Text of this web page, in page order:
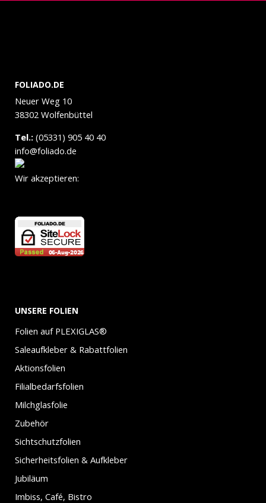
FOLIADO.DE
Neuer Weg 10
38302 Wolfenbüttel
Tel.: (05331) 905 40 40
info@foliado.de
Wir akzeptieren:
UNSERE FOLIEN
Folien auf PLEXIGLAS®
Saleaufkleber & Rabattfolien
Aktionsfolien
Filialbedarfsfolien
Milchglasfolie
Zubehör
Sichtschutzfolien
Sicherheitsfolien & Aufkleber
Jubiläum
Imbiss, Café, Bistro